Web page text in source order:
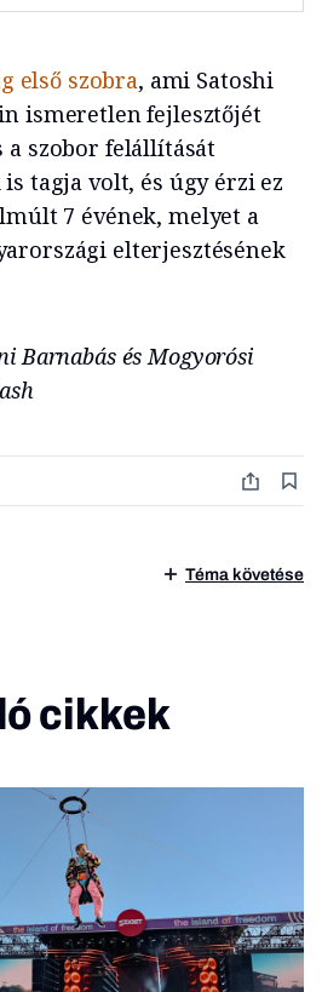
első szobra, ami Satoshi
ismeretlen fejlesztőjét
a szobor felállítását
is tagja volt, és úgy érzi ez
7 évének, melyet a
elterjesztésének
Barnabás és Mogyorósi
Téma követése
cikkek